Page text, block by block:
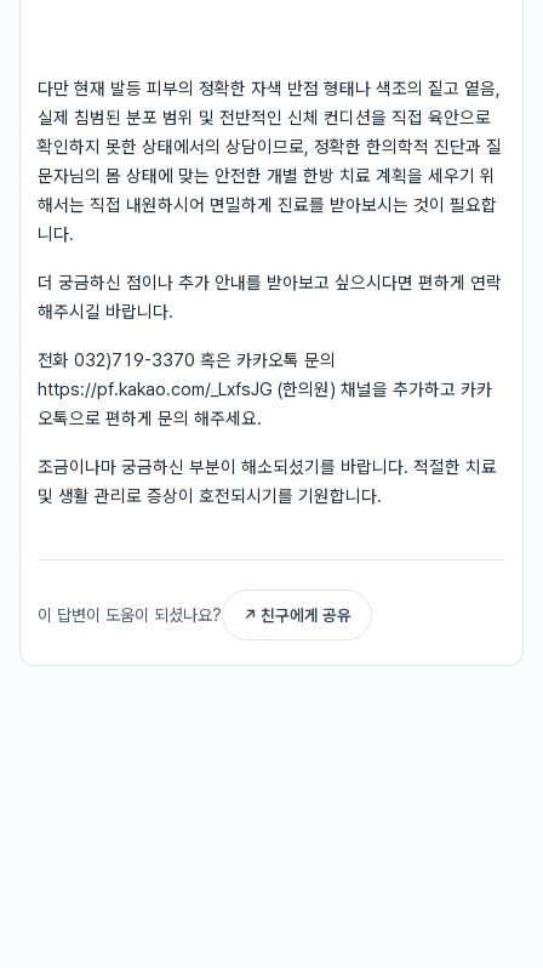
다만 현재 발등 피부의 정확한 자색 반점 형태나 색조의 짙고 옅음,
실제 침범된 분포 범위 및 전반적인 신체 컨디션을 직접 육안으로
확인하지 못한 상태에서의 상담이므로, 정확한 한의학적 진단과 질
문자님의 몸 상태에 맞는 안전한 개별 한방 치료 계획을 세우기 위
해서는 직접 내원하시어 면밀하게 진료를 받아보시는 것이 필요합
니다.
더 궁금하신 점이나 추가 안내를 받아보고 싶으시다면 편하게 연락
해주시길 바랍니다.
전화 032)719-3370 혹은 카카오톡 문의
https://pf.kakao.com/_LxfsJG (한의원) 채널을 추가하고 카카
오톡으로 편하게 문의 해주세요.
조금이나마 궁금하신 부분이 해소되셨기를 바랍니다. 적절한 치료
및 생활 관리로 증상이 호전되시기를 기원합니다.
이 답변이 도움이 되셨나요? ↗ 친구에게 공유